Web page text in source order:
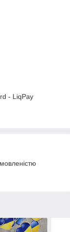
- LiqPay